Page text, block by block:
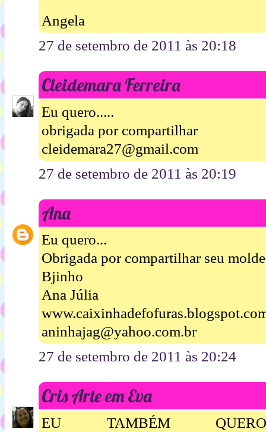
Angela
27 de setembro de 2011 às 20:18
Cleidemara Ferreira
Eu quero.....
obrigada por compartilhar
cleidemara27@gmail.com
27 de setembro de 2011 às 20:19
Ana
Eu quero...
Obrigada por compartilhar seu
Bjinho
Ana Júlia
aninhajag@yahoo.com.br
27 de setembro de 2011 às 20:24
Cris Arte em Eva
EU TAMBÉM QUERO